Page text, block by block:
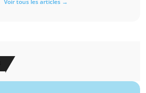
Voir tous les articles →